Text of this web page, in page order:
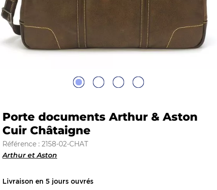
Porte documents Arthur & Aston
Cuir Châtaigne
Référence : 2158-02-CHAT
Arthur et Aston
Livraison en 5 jours ouvrés